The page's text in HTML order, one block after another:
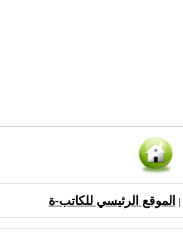
الموقع الرئيسي للكاتب-ة